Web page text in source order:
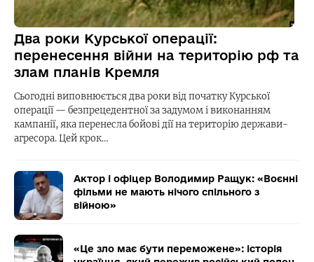
Два роки Курської операції:
перенесення війни на територію рф та
злам планів Кремля
Сьогодні виповнюється два роки від початку Курської
операції — безпрецедентної за задумом і виконанням
кампанії, яка перенесла бойові дії на територію держави-
агресора. Цей крок…
Актор і офіцер Володимир Ращук: «Воєнні
фільми не мають нічого спільного з
війною»
«Це зло має бути переможене»: історія